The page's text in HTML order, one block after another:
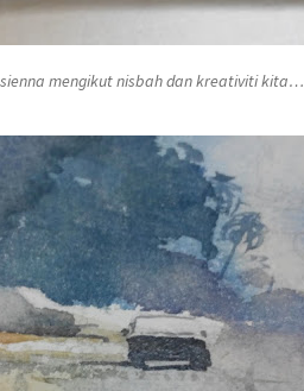
mengikut nisbah dan kreativiti kita…